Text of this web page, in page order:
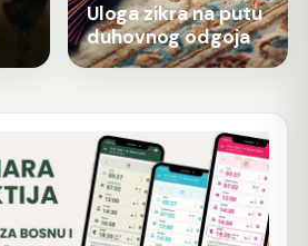
Uloga zikra na putu
duhovnog odgoja